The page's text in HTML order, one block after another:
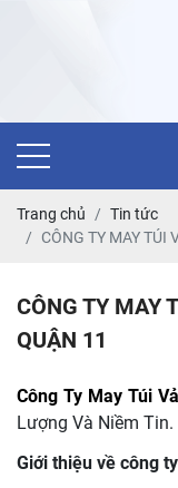
Trang chủ
Tin tức
CÔNG TY MAY TÚI
CÔNG TY MAY
QUẬN 11
Công Ty May Túi
Lượng Và Niềm Tin.
Giới thiệu về công